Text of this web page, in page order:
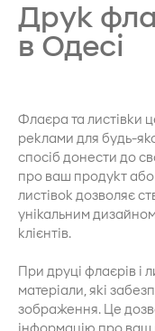
Друк
в Одесі
Флаєра та листівки
реклами для будь-
спосіб донести до
про ваш продукт або
листівок дозволяє
унікальним
клієнтів.
При друці флаєрів і
матеріали, які
зображення. Це